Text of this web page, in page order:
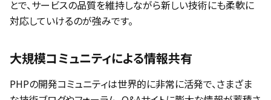
とで、サービスの品質を維持しながら新しい技術にも柔軟に
対応していけるのが強みです。
大規模コミュニティによる情報共有
PHPの開発コミュニティは世界的に非常に活発で、さまざま